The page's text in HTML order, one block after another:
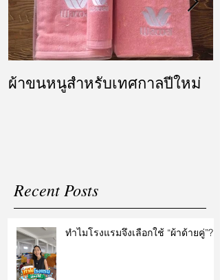
ผ้าขนหนูสำหรับเทศกาลปีใหม่
Recent Posts
ทำไมโรงแรมจึงเลือกใช้ “ผ้าด้ายคู่”?